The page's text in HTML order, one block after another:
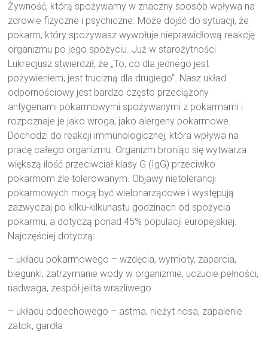
Żywność, którą spożywamy w znaczny sposób wpływa na
zdrowie fizyczne i psychiczne. Może dojść do sytuacji, że
pokarm, który spożywasz wywołuje nieprawidłową reakcję
organizmu po jego spożyciu. Już w starożytności
Lukrecjusz stwierdził, że „To, co dla jednego jest
pożywieniem, jest trucizną dla drugiego”. Nasz układ
odpornościowy jest bardzo często przeciążony
antygenami pokarmowymi spożywanymi z pokarmami i
rozpoznaje je jako wroga, jako alergeny pokarmowe.
Dochodzi do reakcji immunologicznej, która wpływa na
pracę całego organizmu. Organizm broniąc się wytwarza
większą ilość przeciwciał klasy G (IgG) przeciwko
pokarmom źle tolerowanym. Objawy nietolerancji
pokarmowych mogą być wielonarządowe i występują
zazwyczaj po kilku-kilkunastu godzinach od spożycia
pokarmu, a dotyczą ponad 45% populacji europejskiej.
Najczęściej dotyczą:
– układu pokarmowego – wzdęcia, wymioty, zaparcia,
biegunki, zatrzymanie wody w organizmie, uczucie pełności,
nadwaga, zespół jelita wrażliwego
– układu oddechowego – astma, nieżyt nosa, zapalenie
zatok, gardła